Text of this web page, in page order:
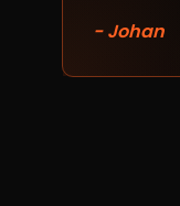
- Johan